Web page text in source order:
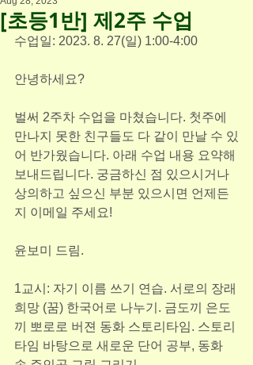
[초등1반] 제2주 수업
수업일: 2023. 8. 27(일) 1:00-4:00
안녕하세요?
벌써 2주차 수업을 마쳤습니다. 첫주에
만나지 못한 친구들도 다 같이 만날 수 있
어 반가웠습니다. 아래 수업 내용 요약해
보내드립니다. 궁금하신 점 있으시거나
상의하고 싶으신 부분 있으시면 언제든
지 이메일 주세요!
윤보미 드림.
1교시: 자기 이름 쓰기 연습. 서로의 장래
희망 (꿈) 한국어로 나누기. 금도끼 은도
끼 뽀로로 버젼 동화 스토리타임. 스토리
타임 바탕으로 새로운 단어 공부, 동화